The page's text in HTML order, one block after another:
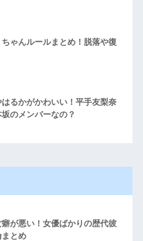
ゃんルールまとめ！脱落や復
るかがかわいい！平手友梨奈
のメンバーなの？
が悪い！女優ばかりの歴代彼
とめ